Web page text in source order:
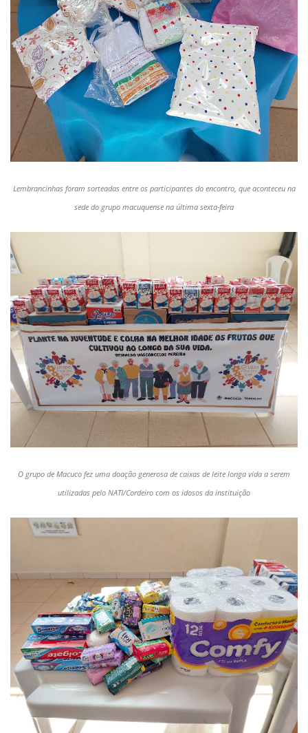
Lembrancinhas foram sorteadas entre os participantes do encontro, que aconteceu na
sede do grupo macuquense na última sexta-feira
O grupo de Macuco fez uma doação generosa de caixas de leite longa vida a serem
utilizadas pelo NATI/Cordeiro com os idosos da instituição